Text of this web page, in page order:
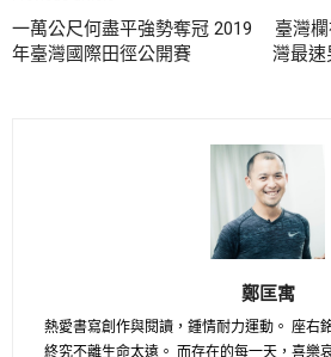
一萬公尺何盡平強勢奪冠 2019
年臺灣國際田徑公開賽
臺灣
灣最速
鄭匡寓
熱愛書寫創作與閱讀，鍾情耐力運動。 座右
終究不離生命太遠。 而存在的每一天，喜樂